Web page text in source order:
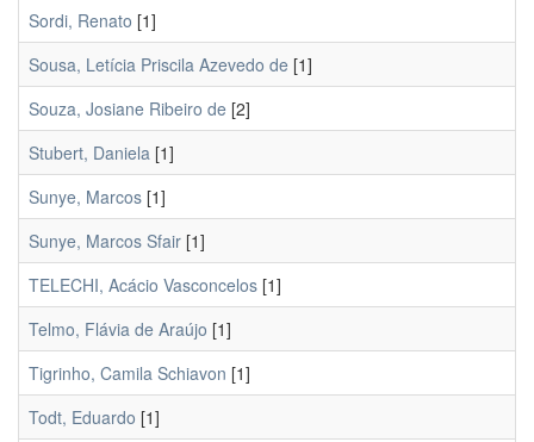
Sordi, Renato [1]
Sousa, Letícia Priscila Azevedo de [1]
Souza, Josiane Ribeiro de [2]
Stubert, Daniela [1]
Sunye, Marcos [1]
Sunye, Marcos Sfair [1]
TELECHI, Acácio Vasconcelos [1]
Telmo, Flávia de Araújo [1]
Tigrinho, Camila Schiavon [1]
Todt, Eduardo [1]